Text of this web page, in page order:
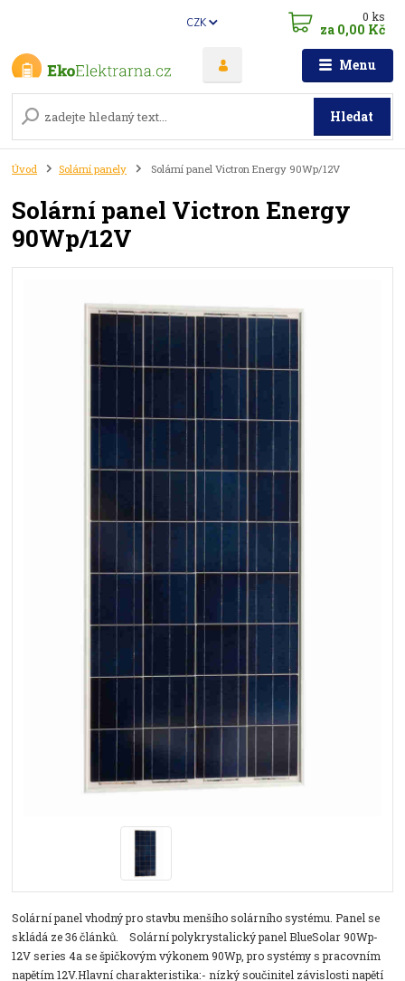
Menu
CZK
Hledat
0ks
za 0,00 Kč
Úvod Solární panely Solární panel Victron Energy 90Wp/12V
Solární panel Victron Energy
90Wp/12V
Solární panel vhodný pro stavbu menšího solárního systému. Panel se
skládá ze 36 článků. Solární polykrystalický panel BlueSolar 90Wp-
12V series 4a se špičkovým výkonem 90Wp, pro systémy s pracovním
napětím 12V.Hlavní charakteristika:- nízký součinitel závislosti napětí